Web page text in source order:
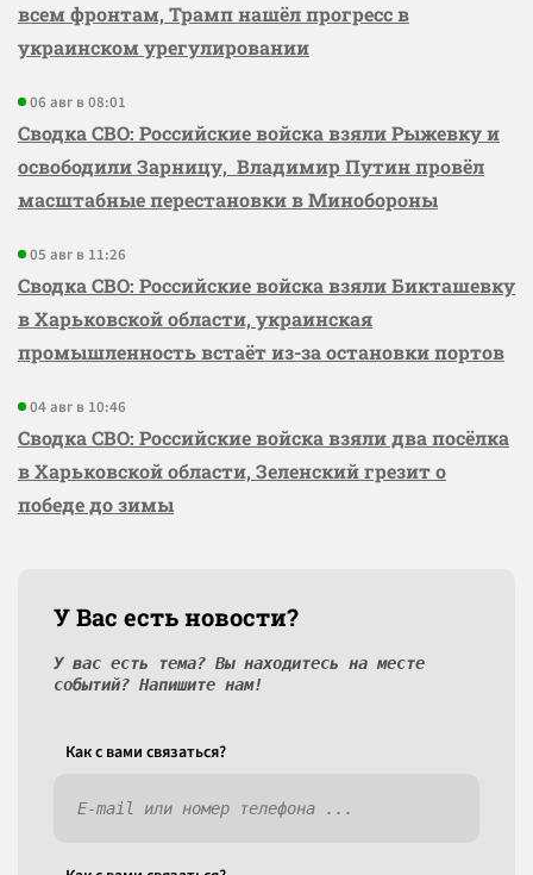
всем фронтам, Трамп нашёл прогресс в
украинском урегулировании
06 авг в 08:01
Сводка СВО: Российские войска взяли Рыжевку и
освободили Зарницу, Владимир Путин провёл
масштабные перестановки в Минобороны
05 авг в 11:26
Сводка СВО: Российские войска взяли Бикташевку
в Харьковской области, украинская
промышленность встаёт из-за остановки портов
04 авг в 10:46
Сводка СВО: Российские войска взяли два посёлка
в Харьковской области, Зеленский грезит о
победе до зимы
У Вас есть новости?
У вас есть тема? Вы находитесь на месте
событий? Напишите нам!
Как c вами связаться?